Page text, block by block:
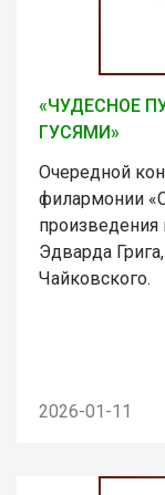
«ЧУДЕСНОЕ
ГУСЯМИ»
Очередной
филармонии
произведения
Эдварда
Чайковского.
2026-01-11